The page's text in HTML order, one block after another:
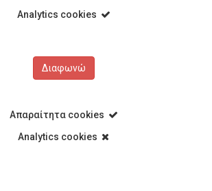
Σπουδών
Υποτροφίες κινητικότητας
Analytics cookies
Διαφωνώ
Απαραίτητα cookies
Analytics cookies